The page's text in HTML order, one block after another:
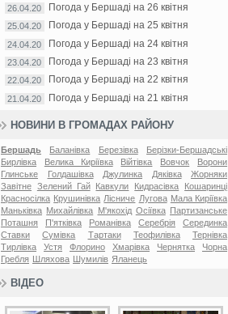
26.04.20 Погода у Бершаді на 26 квітня
25.04.20 Погода у Бершаді на 25 квітня
24.04.20 Погода у Бершаді на 24 квітня
23.04.20 Погода у Бершаді на 23 квітня
22.04.20 Погода у Бершаді на 22 квітня
21.04.20 Погода у Бершаді на 21 квітня
НОВИНИ В ГРОМАДАХ РАЙОНУ
Бершадь Баланівка Березівка
Берізки-Бершадські
Бирлівка
Велика Киріївка Війтівка Вовчок
Ворони
Глинське
Голдашівка Джулинка Дяківка
Жорняки
Завітне Зелений Гай Кавкули Кидрасівка
Кошаринці
Красносілка Крушинівка Лісниче Лугова Мала Киріївка
Маньківка Михайлівка М'якохід Осіївка
Партизанське
Поташня
П'ятківка Романівка Серебрія
Серединка
Ставки
Сумівка Тартаки Теофилівка
Тернівка
Тирлівка
Устя Флорино Хмарівка Чернятка
Чорна
Гребля
Шляхова Шумилів Яланець
ВІДЕО